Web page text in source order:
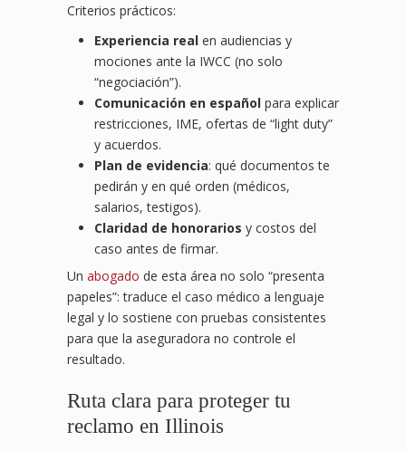
Criterios prácticos:
Experiencia real en audiencias y
mociones ante la IWCC (no solo
“negociación”).
Comunicación en español para explicar
restricciones, IME, ofertas de “light duty”
y acuerdos.
Plan de evidencia: qué documentos te
pedirán y en qué orden (médicos,
salarios, testigos).
Claridad de honorarios y costos del
caso antes de firmar.
Un abogado de esta área no solo “presenta
papeles”: traduce el caso médico a lenguaje
legal y lo sostiene con pruebas consistentes
para que la aseguradora no controle el
resultado.
Ruta clara para proteger tu
reclamo en Illinois